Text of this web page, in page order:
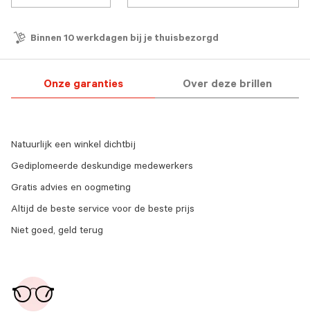
Binnen 10 werkdagen bij je thuisbezorgd
Onze garanties Over deze brillen
Natuurlijk een winkel dichtbij
Gediplomeerde deskundige medewerkers
Gratis advies en oogmeting
Altijd de beste service voor de beste prijs
Niet goed, geld terug